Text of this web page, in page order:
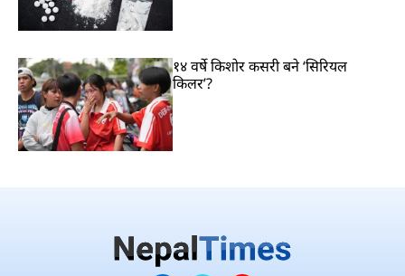
१४ वर्षे किशोर कसरी बने ‘सिरियल
किलर’?